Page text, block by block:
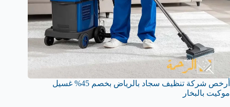
أرخص شركة تنظيف سجاد بالرياض بخصم 45% غسيل
موكيت بالبخار